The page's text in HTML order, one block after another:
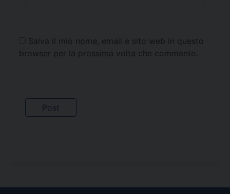
Salva il mio nome, email e sito web in questo
browser per la prossima volta che commento.